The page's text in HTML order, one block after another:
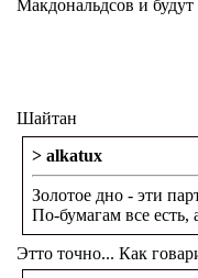
Макдональдсов и будут
Шайтан
> alkatux
Золотое дно - эти
По-бумагам все есть,
Этто точно... Как